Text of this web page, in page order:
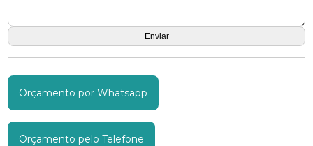
Orçamento por Whatsapp
Orçamento pelo Telefone